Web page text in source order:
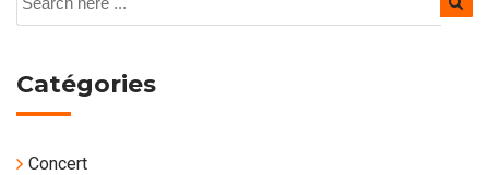
Catégories
Concert